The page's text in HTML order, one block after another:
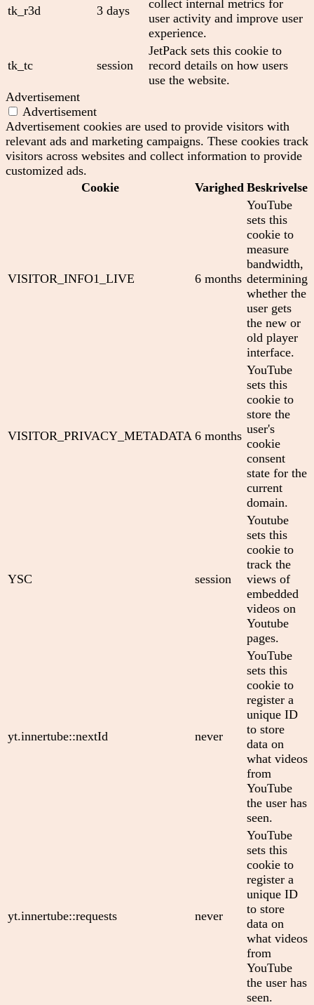
tk_r3d 3 days
collect internal metrics for
user activity and improve user
experience.
tk_tc session
JetPack sets this cookie to
record details on how users
use the website.
Advertisement
Advertisement
Advertisement cookies are used to provide visitors with
relevant ads and marketing campaigns. These cookies track
visitors across websites and collect information to provide
customized ads.
Cookie
Varighed Beskrivelse
VISITOR_INFO1_LIVE 6 months
YouTube
sets this
cookie to
measure
bandwidth,
determining
whether the
user gets
the new or
old player
interface.
VISITOR_PRIVACY_METADATA 6 months
YouTube
sets this
cookie to
store the
user's
cookie
consent
state for the
current
domain.
YSC session
Youtube
sets this
cookie to
track the
views of
embedded
videos on
Youtube
pages.
yt.innertube::nextId never
YouTube
sets this
cookie to
register a
unique ID
to store
data on
what videos
from
YouTube
the user has
seen.
yt.innertube::requests never
YouTube
sets this
cookie to
register a
unique ID
to store
data on
what videos
from
YouTube
the user has
seen.